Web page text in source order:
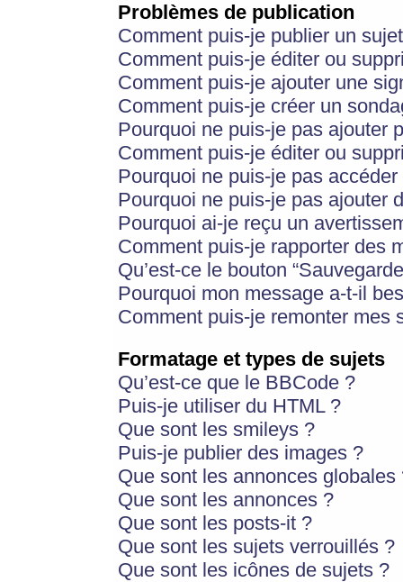
Problèmes de publication
Comment puis-je publier un
Comment puis-je éditer ou
Comment puis-je ajouter une
Comment puis-je créer un
Pourquoi ne puis-je pas ajouter
Comment puis-je éditer ou
Pourquoi ne puis-je pas
Pourquoi ne puis-je pas ajouter
Pourquoi ai-je reçu un
Comment puis-je rapporter des
Qu’est-ce le bouton
Pourquoi mon message a-t-il
Comment puis-je remonter mes
Formatage et types de sujets
Qu’est-ce que le BBCode ?
Puis-je utiliser du HTML ?
Que sont les smileys ?
Puis-je publier des images ?
Que sont les annonces globales
Que sont les annonces ?
Que sont les posts-it ?
Que sont les sujets verrouillés ?
Que sont les icônes de sujets ?